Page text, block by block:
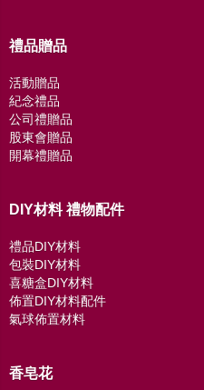
禮品贈品
活動贈品
紀念禮品
公司禮贈品
股東會贈品
開幕禮贈品
DIY材料 禮物配件
禮品DIY材料
包裝DIY材料
喜糖盒DIY材料
佈置DIY材料配件
氣球佈置材料
香皂花